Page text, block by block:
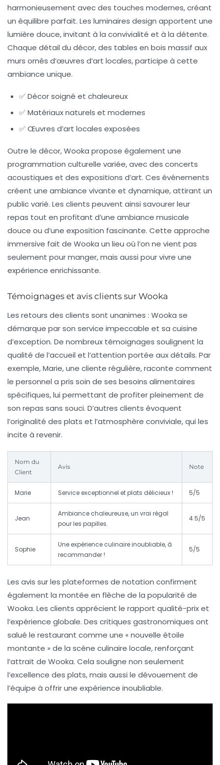
harmonieusement avec des touches modernes, créant
un équilibre parfait. Les luminaires design apportent une
lumière douce, invitant à la convivialité et à la détente.
Chaque détail du décor, des tables en bois massif aux
murs ornés d’œuvres d’art locales, participe à cette
ambiance unique.
✅ Décor soigné et chaleureux
✅ Matériaux naturels et modernes
✅ Œuvres d’art locales exposées
Outre le décor, Wooka propose également une
programmation culturelle variée, avec des concerts
acoustiques et des expositions d’art. Ces événements
créent une ambiance vivante et dynamique, attirant un
public varié. Les clients peuvent ainsi savourer leur
repas tout en profitant d’une ambiance musicale
douce ou d’une exposition fascinante. Cette approche
immersive fait de Wooka un lieu où l’on ne vient pas
seulement pour manger, mais aussi pour vivre une
expérience enrichissante.
Témoignages et avis clients sur Wooka
Les retours des clients sont unanimes : Wooka se
démarque par son service impeccable et sa cuisine
d’exception. De nombreux témoignages soulignent la
qualité de l’accueil et l’attention portée aux détails. Par
exemple, Marie, une cliente régulière, raconte comment
le personnel a pris soin de ses besoins alimentaires
spécifiques, lui permettant de profiter pleinement de
son repas sans souci. D’autres clients évoquent
l’originalité des plats et l’atmosphère conviviale, qui les
incite à revenir.
Nom du
Client
Avis Note
Marie Service exceptionnel et plats délicieux ! 5/5
Jean
Ambiance chaleureuse, un vrai régal
pour les papilles.
4.5/5
Sophie
Une expérience culinaire inoubliable, à
recommander !
5/5
Les avis sur les plateformes de notation confirment
également la montée en flèche de la popularité de
Wooka. Les clients apprécient le rapport qualité-prix et
l’expérience globale. Des critiques gastronomiques ont
salué le restaurant comme une « nouvelle étoile
montante » de la scène culinaire locale, renforçant
l’attrait de Wooka. Cela souligne non seulement
l’excellence des plats, mais aussi le dévouement de
l’équipe à offrir une expérience inoubliable.